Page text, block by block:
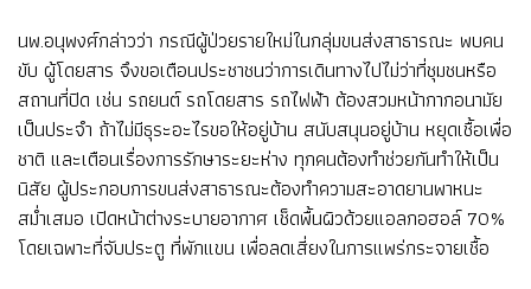
นพ.อนุพงศ์กล่าวว่า กรณีผู้ป่วยรายใหม่ในกลุ่มขนส่งสาธารณะ พบคน
ขับ ผู้โดยสาร จึงขอเตือนประชาชนว่าการเดินทางไปไม่ว่าที่ชุมชนหรือ
สถานที่ปิด เช่น รถยนต์ รถโดยสาร รถไฟฟ้า ต้องสวมหน้ากากอนามัย
เป็นประจำ ถ้าไม่มีธุระอะไรขอให้อยู่บ้าน สนับสนุนอยู่บ้าน หยุดเชื้อเพื่อ
ชาติ และเตือนเรื่องการรักษาระยะห่าง ทุกคนต้องทำช่วยกันทำให้เป็น
นิสัย ผู้ประกอบการขนส่งสาธารณะต้องทำความสะอาดยานพาหนะ
สม่ำเสมอ เปิดหน้าต่างระบายอากาศ เช็ดพื้นผิวด้วยแอลกอฮอล์ 70%
โดยเฉพาะที่จับประตู ที่พักแขน เพื่อลดเสี่ยงในการแพร่กระจายเชื้อ